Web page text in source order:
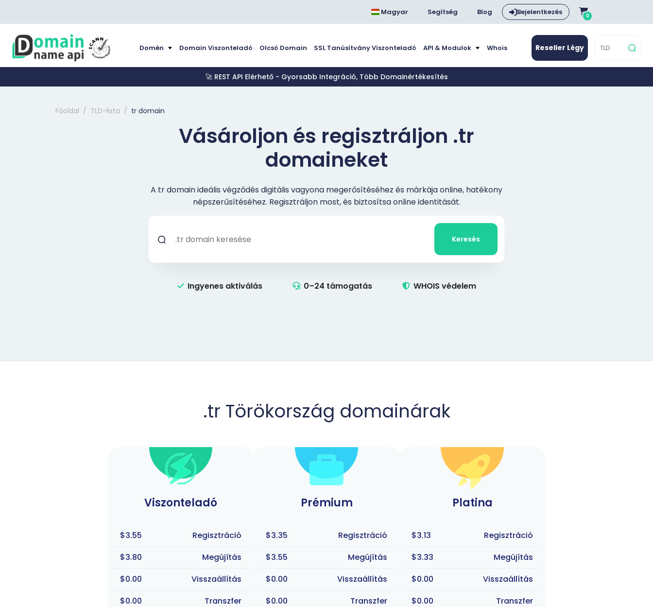
Magyar Segítség Blog Bejelentkezés 0
Domén Domain Viszonteladó Olcsó Domain SSL Tanúsítvány Viszonteladó API & Modulok Whois Reseller Légy
🚀 REST API Elérhető - Gyorsabb Integráció, Több Domainértékesítés
Főoldal TLD-lista tr domain
Vásároljon és regisztráljon .tr
domaineket
A tr domain ideális végződés digitális vagyona megerősítéséhez és márkája online, hatékony
népszerűsítéséhez. Regisztráljon most, és biztosítsa online identitását.
Keresés
Ingyenes aktiválás 0–24 támogatás WHOIS védelem
.tr Törökország domainárak
Viszonteladó
$3.55
Regisztráció
$3.80
Megújítás
$0.00
Visszaállítás
$0.00
Transzfer
Prémium
$3.35
Regisztráció
$3.55
Megújítás
$0.00
Visszaállítás
$0.00
Transzfer
Platina
$3.13
Regisztráció
$3.33
Megújítás
$0.00
Visszaállítás
$0.00
Transzfer